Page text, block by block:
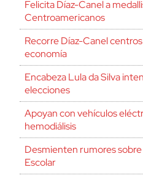
Felicita Díaz-Canel a
Centroamericanos
Recorre Díaz-Canel
economía
Encabeza Lula da Silva
elecciones
Apoyan con vehículos
hemodiálisis
Desmienten rumores
Escolar